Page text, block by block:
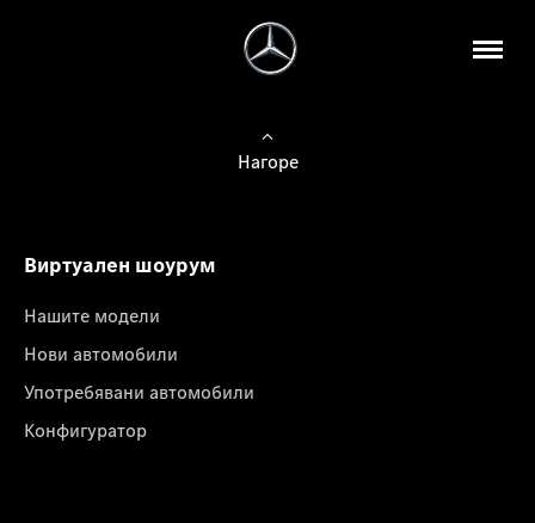
Нагоре
Виртуален шоурум
Нашите модели
Нови автомобили
Употребявани автомобили
Конфигуратор